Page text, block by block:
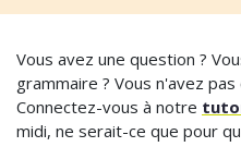
Vous avez une question ?
grammaire ? Vous n'avez
Connectez-vous à notre
midi, ne serait-ce que pour